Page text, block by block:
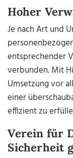
Hoher
Je nach Art und
entsprechender
verbunden. Mit
Umsetzung vor
einer
effizient zu
Verein für
Sicherheit